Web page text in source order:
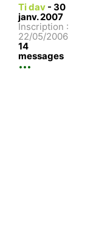
Ti dav - 30
janv. 2007
Inscription :
22/05/2006
14
messages